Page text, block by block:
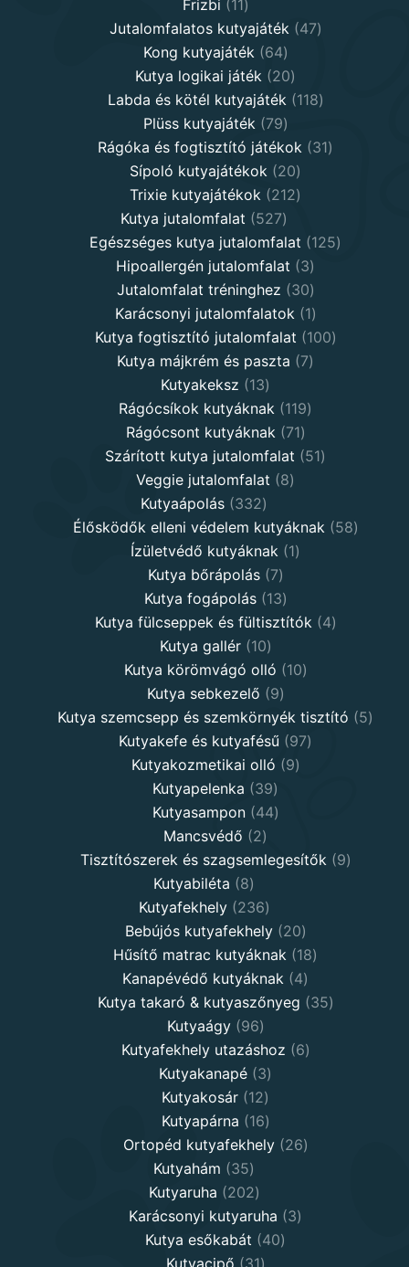
Frizbi 11 11
products
Jutalomfalatos kutyajáték 4747
Kong kutyajáték 6464
products
Kutya logikai játék 2020
products
Labda és kötél kutyajáték 118118
Plüss kutyajáték 7979
products
Rágóka és fogtisztító játékok 3131
Sípoló kutyajátékok 2020
products
Trixie kutyajátékok 212212
Kutya jutalomfalat 527527
products
Egészséges kutya jutalomfalat 125125
Hipoallergén jutalomfalat 33
products
Jutalomfalat tréninghez 3030
products
Karácsonyi jutalomfalatok 11
product
Kutya fogtisztító jutalomfalat 100100
Kutya májkrém és paszta 77
Kutyakeksz 1313
products
Rágócsíkok kutyáknak 119119
Rágócsont kutyáknak 7171
products
Szárított kutya jutalomfalat 5151
Veggie jutalomfalat 88
Kutyaápolás 332332
products
Élősködők elleni védelem kutyáknak 5858
Ízületvédő kutyáknak 11
Kutya bőrápolás 77
products
Kutya fogápolás 1313
products
Kutya fülcseppek és fültisztítók 44
Kutya gallér 1010
products
Kutya körömvágó olló 1010
Kutya sebkezelő 99
products
Kutya szemcsepp és szemkörnyék tisztító 55
Kutyakefe és kutyafésű 9797
Kutyakozmetikai olló 99
Kutyapelenka 3939
products
Kutyasampon 4444
Mancsvédő 22
products
Tisztítószerek és szagsemlegesítők 99
Kutyabiléta 88
products
Kutyafekhely 236236
products
Bebújós kutyafekhely 2020
products
Hűsítő matrac kutyáknak 1818
Kanapévédő kutyáknak 44
products
Kutya takaró & kutyaszőnyeg 3535
Kutyaágy 9696
products
Kutyafekhely utazáshoz 66
Kutyakanapé 33
products
Kutyakosár 1212
products
Kutyapárna 1616
products
Ortopéd kutyafekhely 2626
Kutyahám 3535
products
Kutyaruha 202202
products
Karácsonyi kutyaruha 33
Kutya esőkabát 4040
31